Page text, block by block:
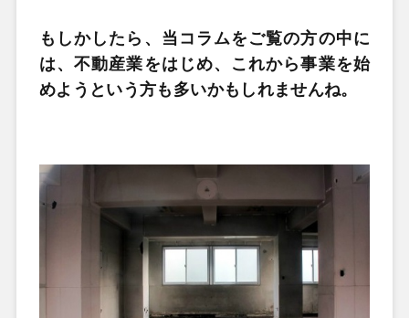
もしかしたら、当コラムをご覧の方の中に
は、不動産業をはじめ、これから事業を始
めようという方も多いかもしれませんね。